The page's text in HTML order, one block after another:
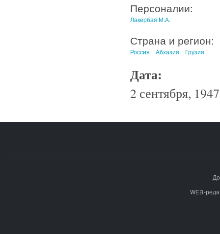
Персоналии:
Лакербая М.А.
Страна и регион:
Россия Абхазия Грузия
Дата:
2 сентября,
WEB-